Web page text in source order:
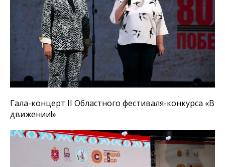
Гала-концерт II Областного фестиваля-конкурса «В
движении!»